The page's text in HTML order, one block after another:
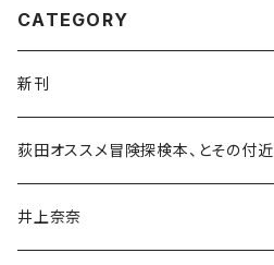
CATEGORY
新刊
和書
文学・小説・物語
荻田オススメ冒険探検本、とその付近
井上奈奈